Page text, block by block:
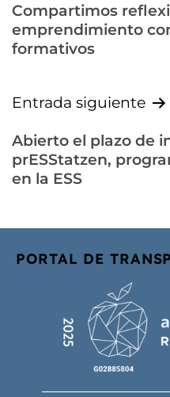
Compartimos
emprendimiento
formativos
Entrada siguiente
Abierto el plazo de
prESStatzen,
en la ESS
PORTAL DE